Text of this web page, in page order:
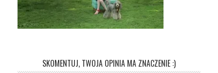
SKOMENTUJ, TWOJA OPINIA MA ZNACZENIE :)